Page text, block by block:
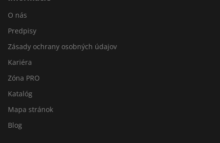
predstavujú elegantný kus skladového vybavenia.
O nás
Predpisy
Zásady ochrany osobných údajov
Kariéra
Zóna PRO
Katalóg
Mapa stránok
Blog